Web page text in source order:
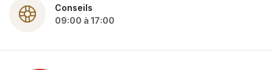
Conseils
09:00 à 17:00